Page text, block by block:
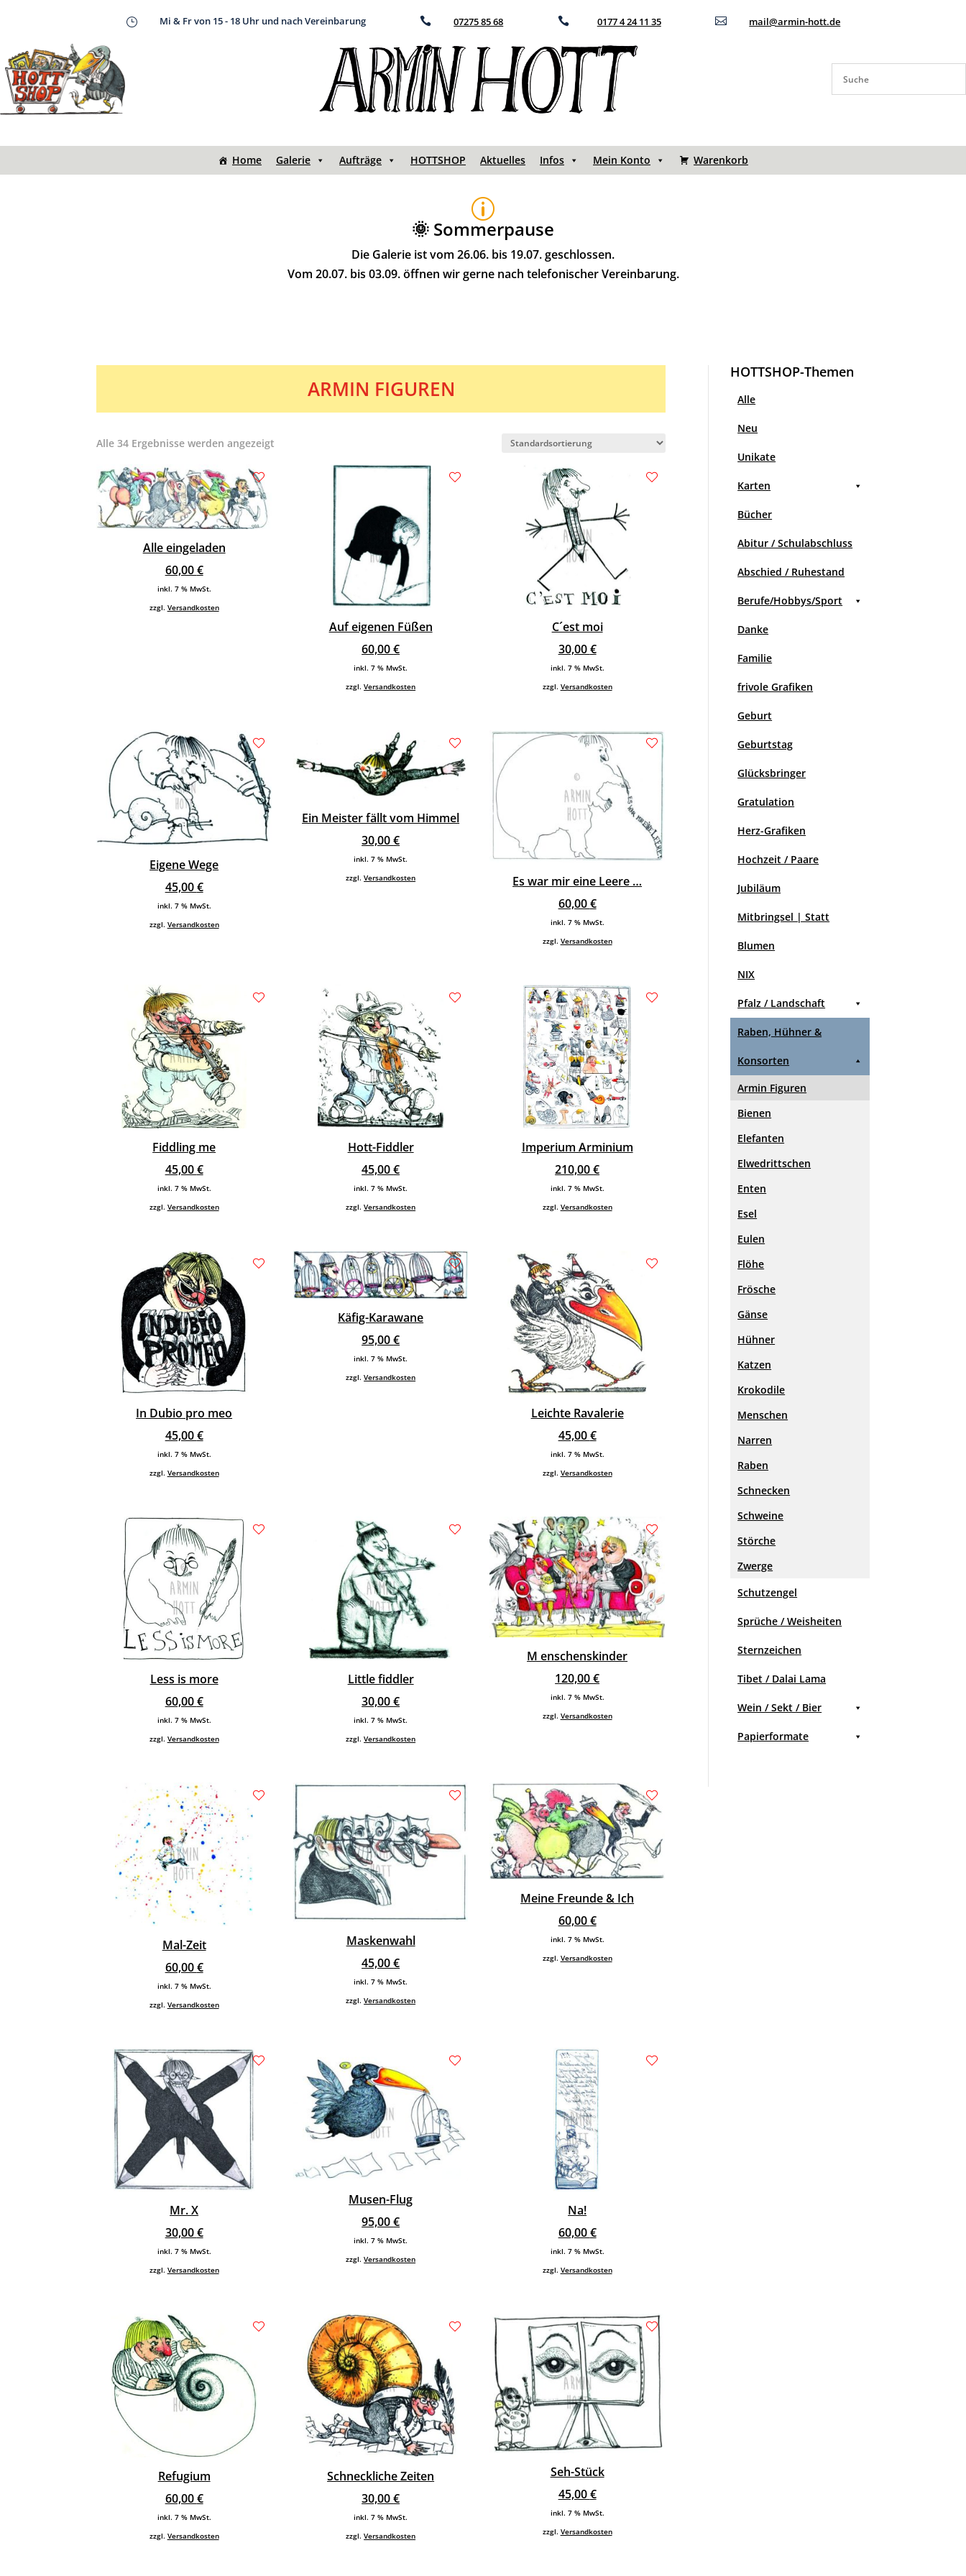
} Mi & Fr von 15 - 18 Uhr und nach Vereinbarung  07275 85 68  0177 4 24 11 35  mail@armin-hott.de
Home Galerie Aufträge HOTTSHOP Aktuelles Infos Mein Konto Warenkorb
p
🌞 Sommerpause
Die Galerie ist vom 26.06. bis 19.07. geschlossen.
Vom 20.07. bis 03.09. öffnen wir gerne nach telefonischer Vereinbarung.
ARMIN FIGUREN
Alle 34 Ergebnisse werden angezeigt
Alle eingeladen
60,00€
inkl. 7 % MwSt.
zzgl. Versandkosten
Auf eigenen Füßen
60,00€
inkl. 7 % MwSt.
zzgl.Versandkosten
C´est moi
30,00€
inkl. 7 % MwSt.
zzgl. Versandkosten
Eigene Wege
45,00€
inkl. 7 % MwSt.
zzgl. Versandkosten
Ein Meister fällt vom Himmel
30,00€
inkl. 7 % MwSt.
zzgl.Versandkosten
Es war mir eine Leere …
60,00€
inkl. 7 % MwSt.
zzgl. Versandkosten
Fiddling me
45,00€
inkl. 7 % MwSt.
zzgl. Versandkosten
Hott-Fiddler
45,00€
inkl. 7 % MwSt.
zzgl.Versandkosten
Imperium Arminium
210,00€
inkl. 7 % MwSt.
zzgl. Versandkosten
In Dubio pro meo
45,00€
inkl. 7 % MwSt.
zzgl. Versandkosten
Käfig-Karawane
95,00€
inkl. 7 % MwSt.
zzgl.Versandkosten
Leichte Ravalerie
45,00€
inkl. 7 % MwSt.
zzgl. Versandkosten
Less is more
60,00€
inkl. 7 % MwSt.
zzgl. Versandkosten
Little fiddler
30,00€
inkl. 7 % MwSt.
zzgl.Versandkosten
M enschenskinder
120,00€
inkl. 7 % MwSt.
zzgl. Versandkosten
Mal-Zeit
60,00€
inkl. 7 % MwSt.
zzgl. Versandkosten
Maskenwahl
45,00€
inkl. 7 % MwSt.
zzgl.Versandkosten
Meine Freunde & Ich
60,00€
inkl. 7 % MwSt.
zzgl. Versandkosten
Mr. X
30,00€
inkl. 7 % MwSt.
zzgl. Versandkosten
Musen-Flug
95,00€
inkl. 7 % MwSt.
zzgl.Versandkosten
Na!
60,00€
inkl. 7 % MwSt.
zzgl. Versandkosten
Refugium
60,00€
inkl. 7 % MwSt.
zzgl. Versandkosten
Schneckliche Zeiten
30,00€
inkl. 7 % MwSt.
zzgl.Versandkosten
Seh-Stück
45,00€
inkl. 7 % MwSt.
zzgl. Versandkosten
HOTTSHOP-Themen
Alle
Neu
Unikate
Karten
Bücher
Abitur / Schulabschluss
Abschied / Ruhestand
Berufe/Hobbys/Sport
Danke
Familie
frivole Grafiken
Geburt
Geburtstag
Glücksbringer
Gratulation
Herz-Grafiken
Hochzeit / Paare
Jubiläum
Mitbringsel | Statt
Blumen
NIX
Pfalz / Landschaft
Raben, Hühner &
Konsorten
Armin Figuren
Bienen
Elefanten
Elwedrittschen
Enten
Esel
Eulen
Flöhe
Frösche
Gänse
Hühner
Katzen
Krokodile
Menschen
Narren
Raben
Schnecken
Schweine
Störche
Zwerge
Schutzengel
Sprüche / Weisheiten
Sternzeichen
Tibet / Dalai Lama
Wein / Sekt / Bier
Papierformate